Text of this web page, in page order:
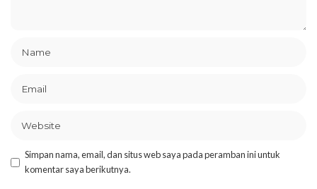
Simpan nama, email, dan situs web saya pada peramban ini untuk
komentar saya berikutnya.